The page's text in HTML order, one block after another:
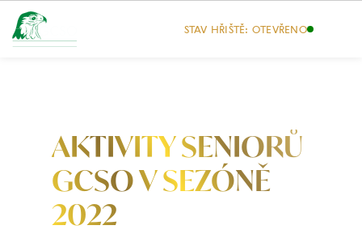
STAV HŘIŠTĚ: OTEVŘENO
AKTIVITY SENIORŮ
GCSO V SEZÓNĚ
2022